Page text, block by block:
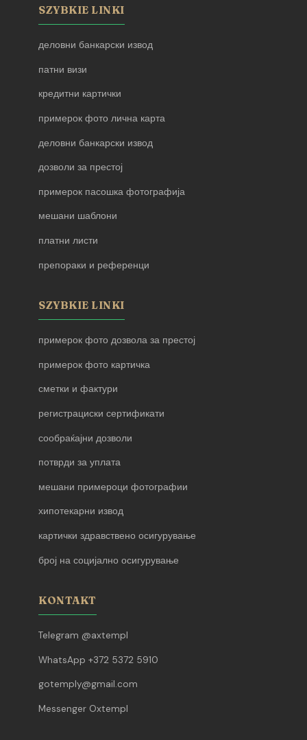
SZYBKIE LINKI
деловни банкарски извод
патни визи
кредитни картички
примерок фото лична карта
деловни банкарски извод
дозволи за престој
примерок пасошка фотографија
мешани шаблони
платни листи
препораки и референци
SZYBKIE LINKI
примерок фото дозвола за престој
примерок фото картичка
сметки и фактури
регистрациски сертификати
сообраќајни дозволи
потврди за уплата
мешани примероци фотографии
хипотекарни извод
картички здравствено осигурување
број на социјално осигурување
KONTAKT
Telegram @axtempl
WhatsApp +372 5372 5910
gotemply@gmail.com
Messenger Oxtempl